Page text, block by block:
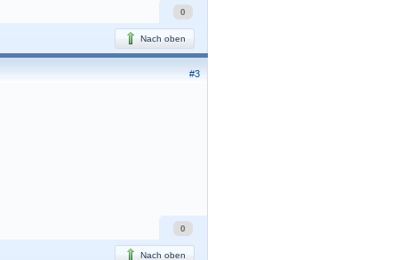
0
Nach oben
#3
0
Nach oben